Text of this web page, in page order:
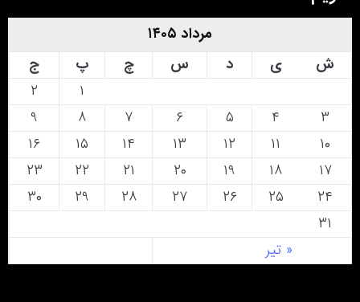
مرداد ۱۴۰۵
ش
ی د س چ پ ج
« تیر
۲
۳
۴ ۵ ۶ ۷ ۸
۹
۱۰
۱۱ ۱۲ ۱۳ ۱۴ ۱۵
۱۶
۱۷
۱۸ ۱۹ ۲۰ ۲۱ ۲۲
۲۳
۲۴
۲۵ ۲۶ ۲۷ ۲۸ ۲۹
۳۰
۳۱